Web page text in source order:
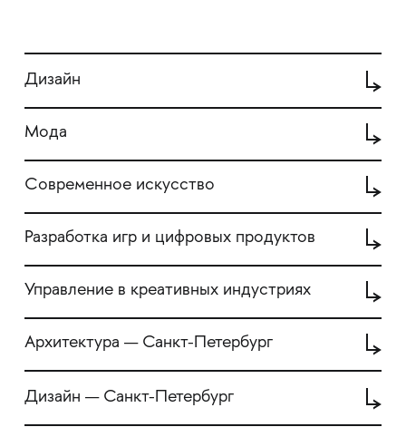
Дизайн
Мода
Современное искусство
Разработка игр и цифровых продуктов
Управление в креативных индустриях
Архитектура — Санкт-Петербург
Дизайн — Санкт-Петербург